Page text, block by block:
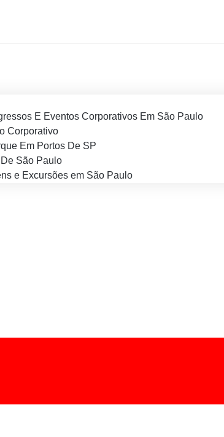
E Eventos Corporativos Em São Paulo
Corporativo
Em Portos De SP
São Paulo
e Excursões em São Paulo